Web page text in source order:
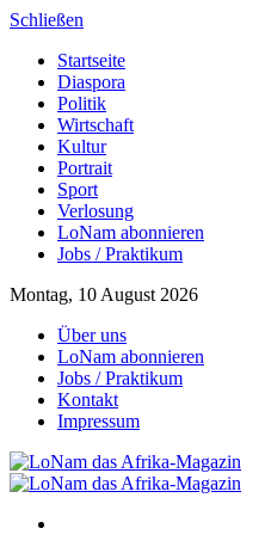
Schließen
Startseite
Diaspora
Politik
Wirtschaft
Kultur
Portrait
Sport
Verlosung
LoNam abonnieren
Jobs / Praktikum
Montag, 10 August 2026
Über uns
LoNam abonnieren
Jobs / Praktikum
Kontakt
Impressum